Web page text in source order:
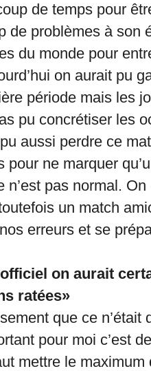
de temps pour
de problèmes à son
du monde pour
on aurait pu
période mais les
pu concrétiser les
aussi perdre ce
pour ne marquer
n’est pas normal.
un match
erreurs et se
on aurait
ratées»
que ce n’était
pour moi c’est
mettre le maximum